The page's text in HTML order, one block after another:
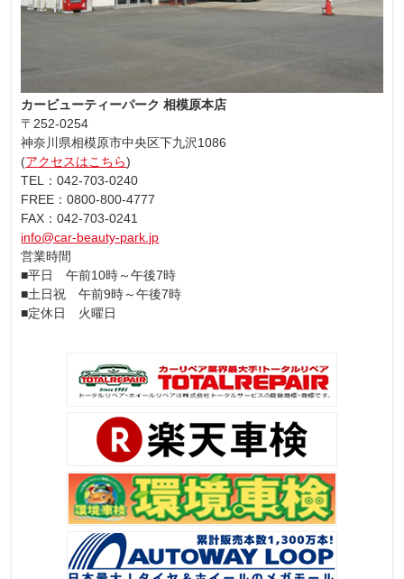
カービューティーパーク 相模原本店
〒252-0254
神奈川県相模原市中央区下九沢1086
(アクセスはこちら)
TEL：042-703-0240
FREE：0800-800-4777
FAX：042-703-0241
info@car-beauty-park.jp
営業時間
■平日 午前10時～午後7時
■土日祝 午前9時～午後7時
■定休日 火曜日